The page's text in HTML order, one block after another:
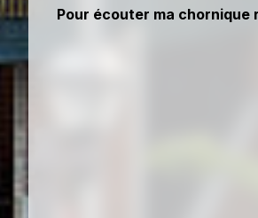
Pour écouter ma chornique